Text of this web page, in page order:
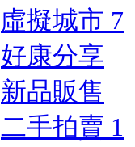
虛擬城市 7
好康分享
新品販售
二手拍賣 1